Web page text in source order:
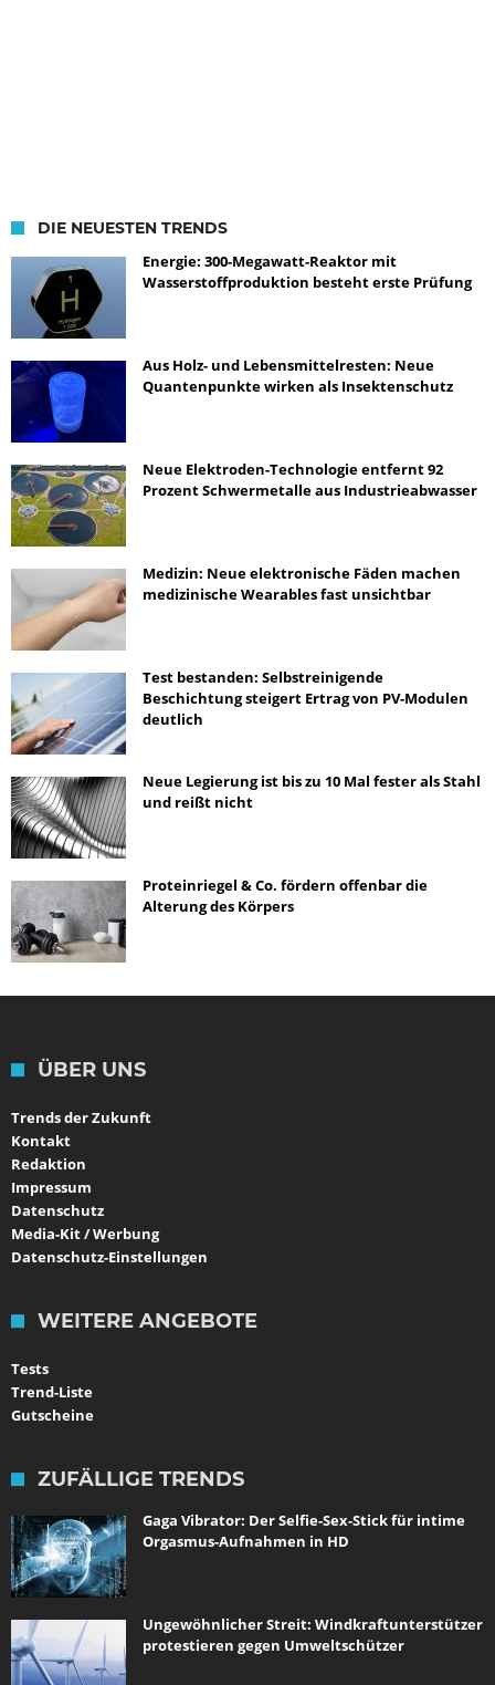
DIE NEUESTEN TRENDS
Energie: 300-Megawatt-Reaktor mit
Wasserstoffproduktion besteht erste Prüfung
Aus Holz- und Lebensmittelresten: Neue
Quantenpunkte wirken als Insektenschutz
Neue Elektroden-Technologie entfernt 92
Prozent Schwermetalle aus Industrieabwasser
Medizin: Neue elektronische Fäden machen
medizinische Wearables fast unsichtbar
Test bestanden: Selbstreinigende
Beschichtung steigert Ertrag von PV-Modulen
deutlich
Neue Legierung ist bis zu 10 Mal fester als Stahl
und reißt nicht
Proteinriegel & Co. fördern offenbar die
Alterung des Körpers
ÜBER UNS
Trends der Zukunft
Kontakt
Redaktion
Impressum
Datenschutz
Media-Kit / Werbung
Datenschutz-Einstellungen
WEITERE ANGEBOTE
Tests
Trend-Liste
Gutscheine
ZUFÄLLIGE TRENDS
Gaga Vibrator: Der Selfie-Sex-Stick für intime
Orgasmus-Aufnahmen in HD
Ungewöhnlicher Streit: Windkraftunterstützer
protestieren gegen Umweltschützer